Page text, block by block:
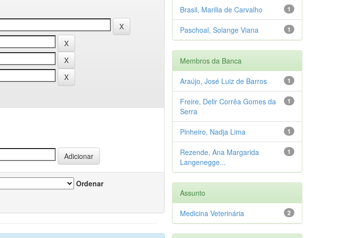
Ordenar
1
Brasil, Marilia de Carvalho
1
Paschoal, Solange Viana
Membros da Banca
1
Araújo, José Luiz de Barros
1
Freire, Delir Corrêa Gomes da
Serra
1
Pinheiro, Nadja Lima
1
Rezende, Ana Margarida
Langenegge...
Assunto
2
Medicina Veterinária